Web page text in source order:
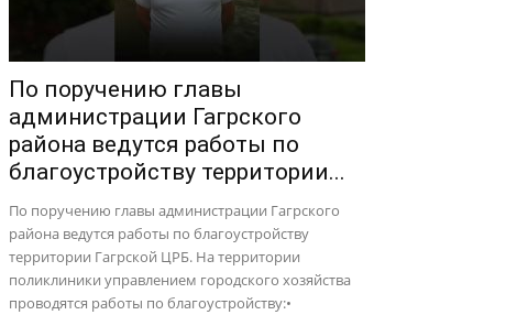
По поручению главы
администрации Гагрского
района ведутся работы по
благоустройству территории...
По поручению главы администрации Гагрского
района ведутся работы по благоустройству
территории Гагрской ЦРБ. На территории
поликлиники управлением городского хозяйства
проводятся работы по благоустройству:•